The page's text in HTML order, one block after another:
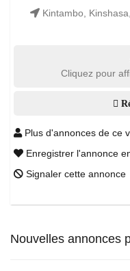
Kintambo,
Cliquez pour
Plus d'annonces de ce
Enregistrer l'annonce
Signaler cette annonce
Nouvelles annonces